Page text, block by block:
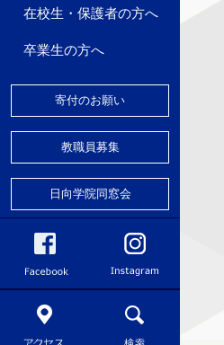
スマップ
在校生・保護者の方へ
卒業生の方へ
寄付のお願い
教職員募集
日向学院同窓会